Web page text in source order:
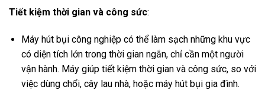
Tiết kiệm thời gian và công sức:
Máy hút bụi công nghiệp có thể làm sạch những khu vực
có diện tích lớn trong thời gian ngắn, chỉ cần một người
vận hành. Máy giúp tiết kiệm thời gian và công sức, so với
việc dùng chổi, cây lau nhà, hoặc máy hút bụi gia đình.